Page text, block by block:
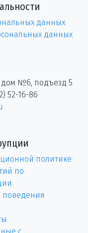
данных
данных
дом №6, подъезд 5
52-16-86
политике
по
поведения